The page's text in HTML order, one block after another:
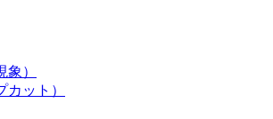
）
ット）